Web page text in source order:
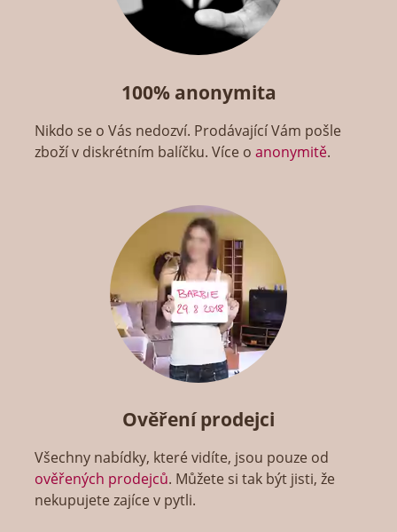
100% anonymita
Nikdo se o Vás nedozví. Prodávající Vám pošle
zboží v diskrétním balíčku. Více oanonymitě.
Ověření prodejci
Všechny nabídky, které vidíte, jsou pouze od
ověřených prodejců. Můžete si tak být jisti, že
nekupujete zajíce v pytli.